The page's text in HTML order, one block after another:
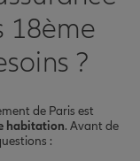
18ème
?
de Paris est
habitation. Avant de
: